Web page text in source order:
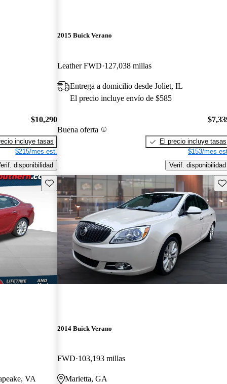
$10,290
incluye tasas
$215/mes est.
disponibilidad
2015 Buick Verano
Leather FWD 127,038 millas
Entrega a domicilio desde Joliet, IL
El precio incluye envío de $585
Buena oferta
El precio incluye tasas
$153/mes
Verif. disponibilidad
Guarda este Aviso
VA
2014 Buick Verano
FWD 103,193 millas
Marietta, GA